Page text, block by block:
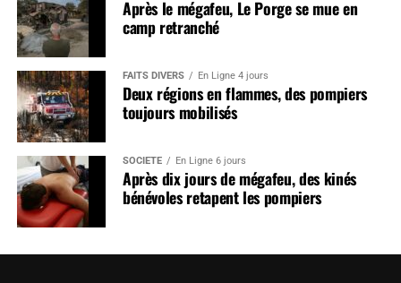
Après le mégafeu, Le Porge se mue en
camp retranché
FAITS DIVERS En Ligne 4 jours
Deux régions en flammes, des pompiers
toujours mobilisés
SOCIÉTÉ En Ligne 6 jours
Après dix jours de mégafeu, des kinés
bénévoles retapent les pompiers